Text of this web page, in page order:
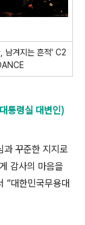
남겨지는 흔적' C2
통령실 대변인)
과 꾸준한 지지로
감사의 마음을
”대한민국무용대